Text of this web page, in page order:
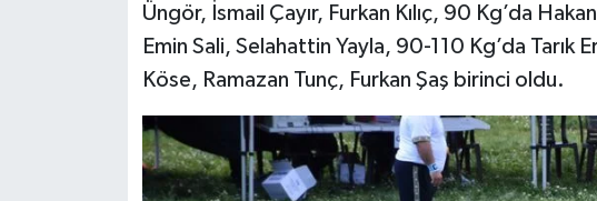
Üngör, İsmail Çayır, Furkan Kılıç, 90 Kg’da
Emin Sali, Selahattin Yayla, 90-110 Kg’da Tarık
Köse, Ramazan Tunç, Furkan Şaş birinci oldu.